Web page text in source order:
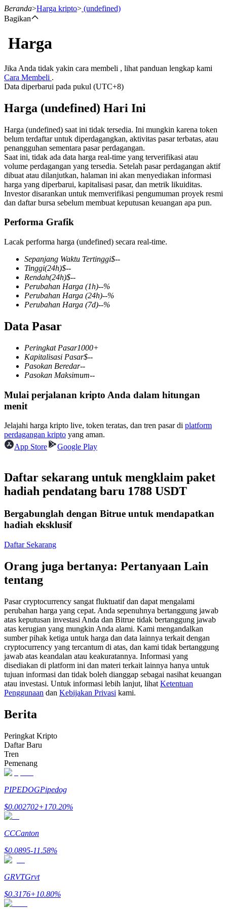
Berjangka
USDT Berjangka
Kontrak berjangka menggunakan USDT sebagai jaminannya
COIN-M Berjangka
Mata Uang Kripto Berjangka
TradFi
Derivatif saham, forex, logam mulia, dan komoditas
USDC Berjangka
Copy Trading
Bergabunglah dengan pedagang top
Menjadi Pedagang Salinan
Informasi
Beranda>Harga kripto> (undefined)
Bagikan
Harga
Jika Anda tidak yakin cara membeli , lihat panduan lengkap kami
Cara Membeli .
Data diperbarui pada pukul (UTC+8)
Harga (undefined) Hari Ini
Harga (undefined) saat ini tidak tersedia. Ini mungkin karena token
belum terdaftar untuk diperdagangkan, aktivitas pasar terbatas, atau
penangguhan sementara pasar perdagangan.
Saat ini, tidak ada data harga real-time yang terverifikasi atau
volume perdagangan yang tersedia. Setelah pasar perdagangan aktif
dibuat atau dilanjutkan, halaman ini akan menyediakan informasi
harga yang diperbarui, kapitalisasi pasar, dan metrik likuiditas.
Investor disarankan untuk memverifikasi pengumuman proyek resmi
dan daftar bursa sebelum membuat keputusan keuangan apa pun.
Performa Grafik
Lacak performa harga (undefined) secara real-time.
Sepanjang Waktu Tertinggi$--
Tinggi(24h)$--
Rendah(24h)$--
Perubahan Harga (1h)--%
Perubahan Harga (24h)--%
Perubahan Harga (7d)--%
Data Pasar
Peringkat Pasar1000+
Kapitalisasi Pasar$--
Pasokan Beredar--
Pasokan Maksimum--
Mulai perjalanan kripto Anda dalam hitungan
menit
Jelajahi harga kripto live, token teratas, dan tren pasar di platform
perdagangan kripto yang aman.
App Store
Google Play
Daftar sekarang untuk mengklaim paket
hadiah pendatang baru 1788 USDT
Bergabunglah dengan Bitrue untuk mendapatkan
hadiah eksklusif
Daftar Sekarang
Orang juga bertanya: Pertanyaan Lain
tentang
Pasar cryptocurrency sangat fluktuatif dan dapat mengalami
perubahan harga yang cepat. Anda sepenuhnya bertanggung jawab
atas keputusan investasi Anda dan Bitrue tidak bertanggung jawab
atas kerugian yang mungkin Anda alami. Kami mengandalkan
sumber pihak ketiga untuk harga dan data lainnya terkait dengan
cryptocurrency yang tercantum di atas, dan kami tidak bertanggung
jawab atas keandalan atau keakuratannya. Informasi yang
disediakan di platform ini dan materi terkait lainnya hanya untuk
tujuan informasi dan tidak boleh dianggap sebagai nasihat keuangan
atau investasi. Untuk informasi lebih lanjut, lihat Ketentuan
Penggunaan dan Kebijakan Privasi kami.
Berita
Peringkat Kripto
Daftar Baru
Tren
Pemenang
PIPEDOGPipedog
$0.002702+170.20%
CCCanton
$0.0895-11.58%
GRVTGrvt
$0.3176+10.80%